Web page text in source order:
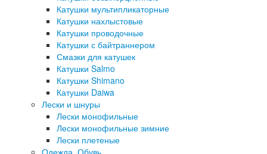
Катушки мультипликаторные
Катушки нахлыстовые
Катушки проводочные
Катушки с байтраннером
Смазки для катушек
Катушки Salmo
Катушки Shimano
Катушки Daiwa
Лески и шнуры
Лески монофильные
Лески монофильные зимние
Лески плетеные